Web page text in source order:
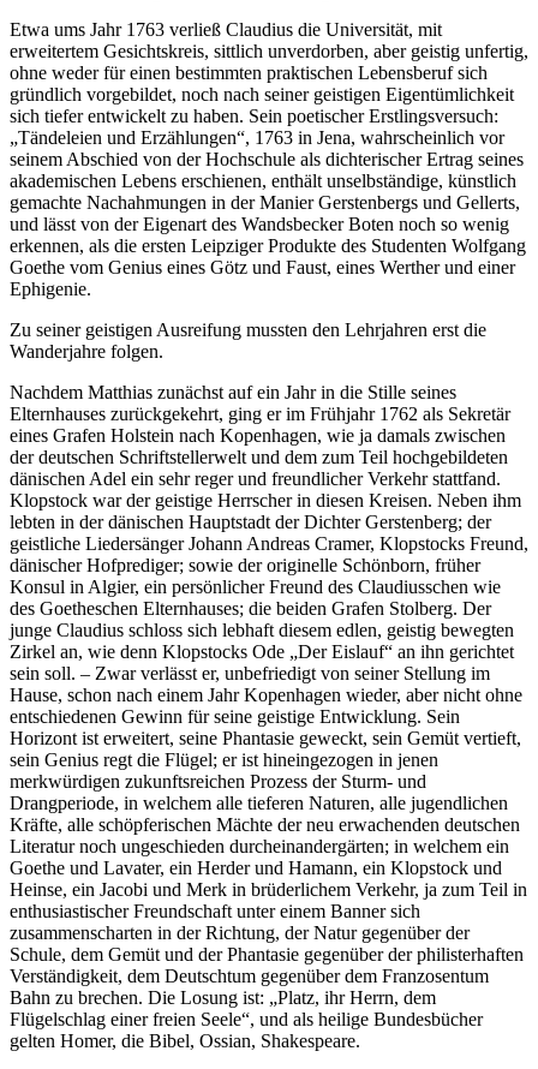
Etwa ums Jahr 1763 verließ Claudius die Universität, mit
erweitertem Gesichtskreis, sittlich unverdorben, aber geistig unfertig,
ohne weder für einen bestimmten praktischen Lebensberuf sich
gründlich vorgebildet, noch nach seiner geistigen Eigentümlichkeit
sich tiefer entwickelt zu haben. Sein poetischer Erstlingsversuch:
„Tändeleien und Erzählungen“, 1763 in Jena, wahrscheinlich vor
seinem Abschied von der Hochschule als dichterischer Ertrag seines
akademischen Lebens erschienen, enthält unselbständige, künstlich
gemachte Nachahmungen in der Manier Gerstenbergs und Gellerts,
und lässt von der Eigenart des Wandsbecker Boten noch so wenig
erkennen, als die ersten Leipziger Produkte des Studenten Wolfgang
Goethe vom Genius eines Götz und Faust, eines Werther und einer
Ephigenie.
Zu seiner geistigen Ausreifung mussten den Lehrjahren erst die
Wanderjahre folgen.
Nachdem Matthias zunächst auf ein Jahr in die Stille seines
Elternhauses zurückgekehrt, ging er im Frühjahr 1762 als Sekretär
eines Grafen Holstein nach Kopenhagen, wie ja damals zwischen
der deutschen Schriftstellerwelt und dem zum Teil hochgebildeten
dänischen Adel ein sehr reger und freundlicher Verkehr stattfand.
Klopstock war der geistige Herrscher in diesen Kreisen. Neben ihm
lebten in der dänischen Hauptstadt der Dichter Gerstenberg; der
geistliche Liedersänger Johann Andreas Cramer, Klopstocks Freund,
dänischer Hofprediger; sowie der originelle Schönborn, früher
Konsul in Algier, ein persönlicher Freund des Claudiusschen wie
des Goetheschen Elternhauses; die beiden Grafen Stolberg. Der
junge Claudius schloss sich lebhaft diesem edlen, geistig bewegten
Zirkel an, wie denn Klopstocks Ode „Der Eislauf“ an ihn gerichtet
sein soll. – Zwar verlässt er, unbefriedigt von seiner Stellung im
Hause, schon nach einem Jahr Kopenhagen wieder, aber nicht ohne
entschiedenen Gewinn für seine geistige Entwicklung. Sein
Horizont ist erweitert, seine Phantasie geweckt, sein Gemüt vertieft,
sein Genius regt die Flügel; er ist hineingezogen in jenen
merkwürdigen zukunftsreichen Prozess der Sturm- und
Drangperiode, in welchem alle tieferen Naturen, alle jugendlichen
Kräfte, alle schöpferischen Mächte der neu erwachenden deutschen
Literatur noch ungeschieden durcheinandergärten; in welchem ein
Goethe und Lavater, ein Herder und Hamann, ein Klopstock und
Heinse, ein Jacobi und Merk in brüderlichem Verkehr, ja zum Teil in
enthusiastischer Freundschaft unter einem Banner sich
zusammenscharten in der Richtung, der Natur gegenüber der
Schule, dem Gemüt und der Phantasie gegenüber der philisterhaften
Verständigkeit, dem Deutschtum gegenüber dem Franzosentum
Bahn zu brechen. Die Losung ist: „Platz, ihr Herrn, dem
Flügelschlag einer freien Seele“, und als heilige Bundesbücher
gelten Homer, die Bibel, Ossian, Shakespeare.